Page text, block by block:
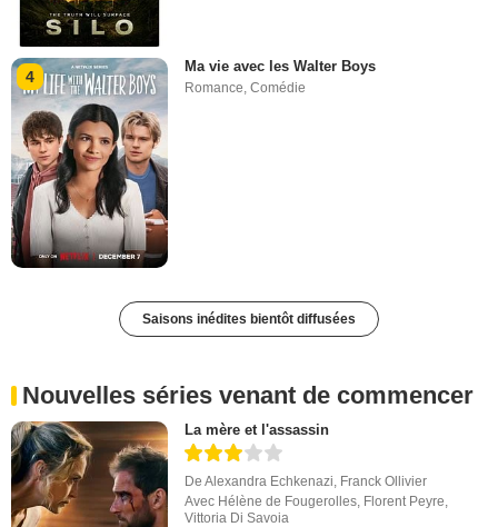
4
Ma vie avec les Walter Boys
Romance,Comédie
Saisons inédites bientôt diffusées
Nouvelles séries venant de commencer
La mère et l'assassin
DeAlexandra Echkenazi Franck Ollivier
Avec Hélène de Fougerolles Florent Peyre
Vittoria Di Savoia